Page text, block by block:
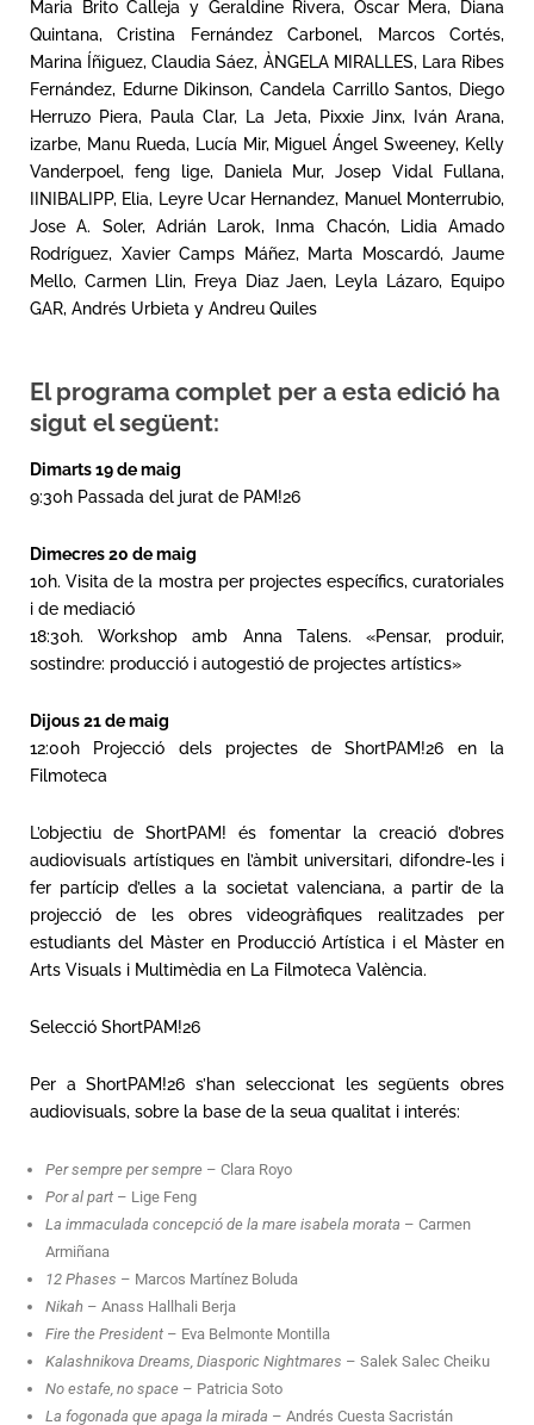
Maria Brito Calleja y Geraldine Rivera, Óscar Mera, Diana
Quintana, Cristina Fernández Carbonel, Marcos Cortés,
Marina Íñiguez, Claudia Sáez, ÀNGELA MIRALLES, Lara Ribes
Fernández, Edurne Dikinson, Candela Carrillo Santos, Diego
Herruzo Piera, Paula Clar, La Jeta, Pixxie Jinx, Iván Arana,
izarbe, Manu Rueda, Lucía Mir, Miguel Ángel Sweeney, Kelly
Vanderpoel, feng lige, Daniela Mur, Josep Vidal Fullana,
IINIBALIPP, Elia, Leyre Ucar Hernandez, Manuel Monterrubio,
Jose A. Soler, Adrián Larok, Inma Chacón, Lidia Amado
Rodríguez, Xavier Camps Máñez, Marta Moscardó, Jaume
Mello, Carmen Llin, Freya Diaz Jaen, Leyla Lázaro, Equipo
GAR, Andrés Urbieta y Andreu Quiles
El programa complet per a esta edició ha
sigut el següent:
Dimarts 19 de maig
9:30h Passada del jurat de PAM!26
Dimecres 20 de maig
10h. Visita de la mostra per projectes específics, curatoriales
i de mediació
18:30h. Workshop amb Anna Talens. «Pensar, produir,
sostindre: producció i autogestió de projectes artístics»
Dijous 21 de maig
12:00h Projecció dels projectes de ShortPAM!26 en la
Filmoteca
L’objectiu de ShortPAM! és fomentar la creació d’obres
audiovisuals artístiques en l’àmbit universitari, difondre-les i
fer partícip d’elles a la societat valenciana, a partir de la
projecció de les obres videogràfiques realitzades per
estudiants del Màster en Producció Artística i el Màster en
Arts Visuals i Multimèdia en La Filmoteca València.
Selecció ShortPAM!26
Per a ShortPAM!26 s’han seleccionat les següents obres
audiovisuals, sobre la base de la seua qualitat i interés:
Per sempre per sempre – Clara Royo
Por al part– Lige Feng
La immaculada concepció de la mare isabela morata – Carmen
Armiñana
12 Phases – Marcos Martínez Boluda
Nikah– Anass Hallhali Berja
Fire the President– Eva Belmonte Montilla
Kalashnikova Dreams, Diasporic Nightmares – Salek Salec Cheiku
No estafe, no space – Patricia Soto
La fogonada que apaga la mirada – Andrés Cuesta Sacristán